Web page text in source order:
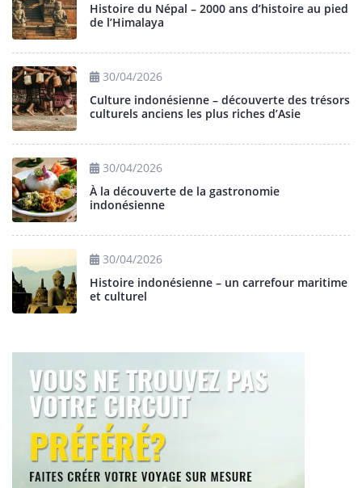
Histoire du Népal – 2000 ans d’histoire au pied
de l’Himalaya
30/04/2026
Culture indonésienne – découverte des trésors
culturels anciens les plus riches d’Asie
30/04/2026
À la découverte de la gastronomie
indonésienne
30/04/2026
Histoire indonésienne – un carrefour maritime
et culturel